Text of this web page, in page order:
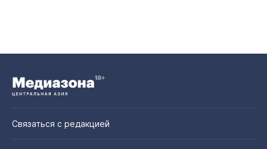
Связаться с редакцией